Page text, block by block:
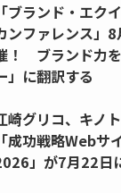
「ブランド・エク
ンファレンス」
！ ブランド力
」に翻訳する
崎グリコ、キノ
「成功戦略Webサ
」が7月22日